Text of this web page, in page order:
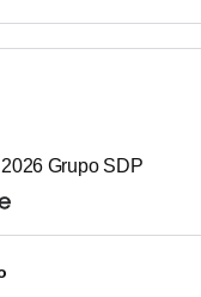
2026 Grupo SDP